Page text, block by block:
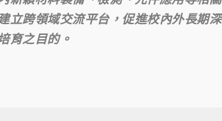
立跨領域交流平台，促進校內外長期深
育之目的。